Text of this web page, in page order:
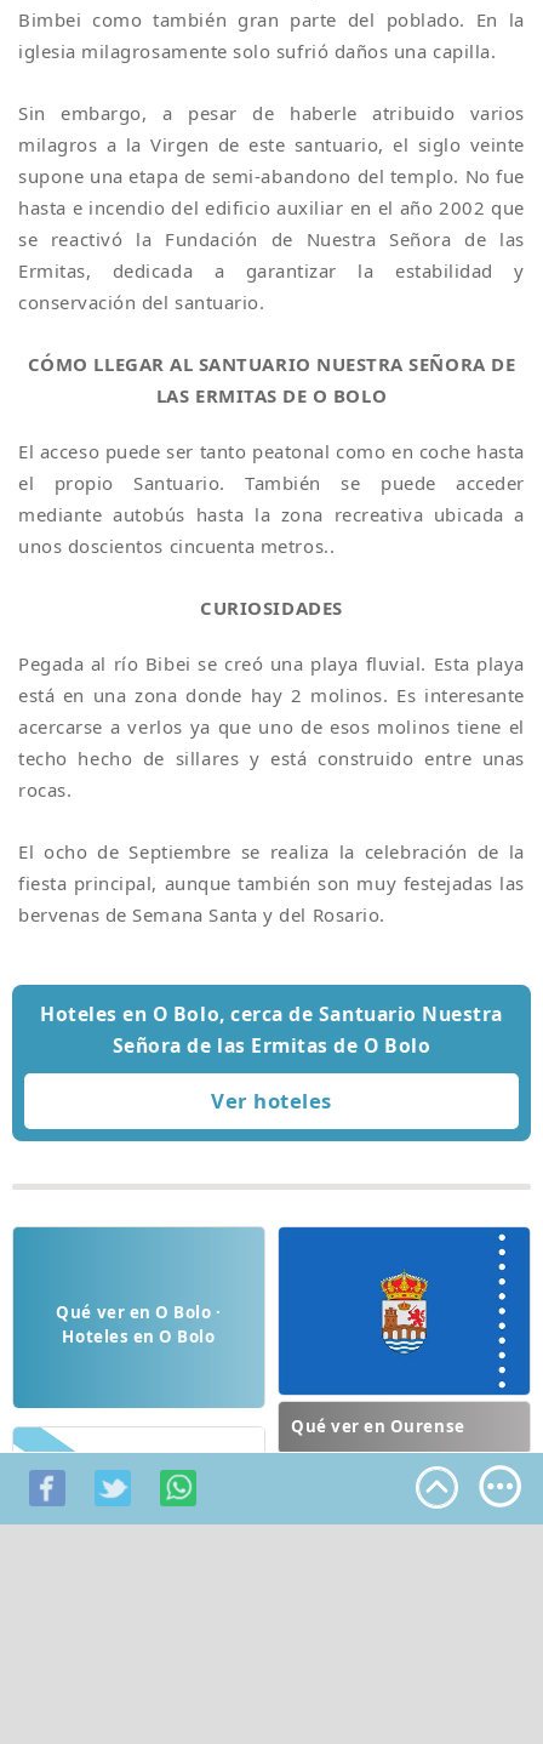
Bimbei como también gran parte del poblado. En la
iglesia milagrosamente solo sufrió daños una capilla.
Sin embargo, a pesar de haberle atribuido varios
milagros a la Virgen de este santuario, el siglo veinte
supone una etapa de semi-abandono del templo. No fue
hasta e incendio del edificio auxiliar en el año 2002 que
se reactivó la Fundación de Nuestra Señora de las
Ermitas, dedicada a garantizar la estabilidad y
conservación del santuario.
CÓMO LLEGAR AL SANTUARIO NUESTRA SEÑORA DE
LAS ERMITAS DE O BOLO
El acceso puede ser tanto peatonal como en coche hasta
el propio Santuario. También se puede acceder
mediante autobús hasta la zona recreativa ubicada a
unos doscientos cincuenta metros..
CURIOSIDADES
Pegada al río Bibei se creó una playa fluvial. Esta playa
está en una zona donde hay 2 molinos. Es interesante
acercarse a verlos ya que uno de esos molinos tiene el
techo hecho de sillares y está construido entre unas
rocas.
El ocho de Septiembre se realiza la celebración de la
fiesta principal, aunque también son muy festejadas las
bervenas de Semana Santa y del Rosario.
Hoteles en O Bolo, cerca de Santuario Nuestra
Señora de las Ermitas de O Bolo
Qué ver en O Bolo ·
Hoteles en O Bolo
Qué ver en Ourense